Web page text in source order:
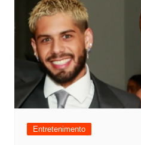
Entretenimento